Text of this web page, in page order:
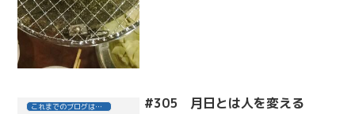
これまでのブログはこちら #305 月日とは人を変える